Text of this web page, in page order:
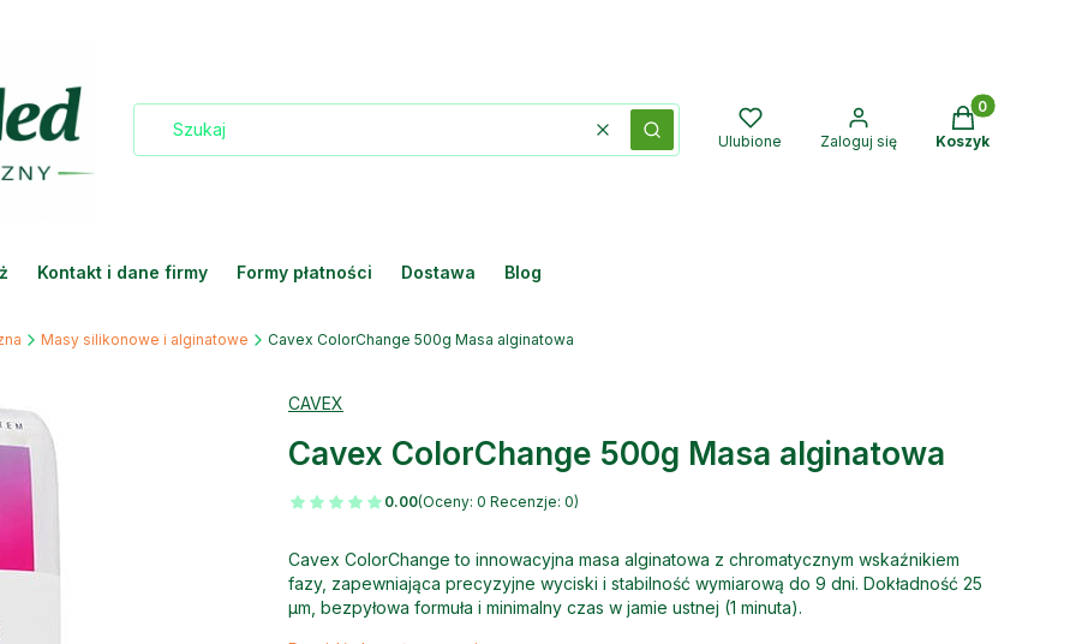
WyczyśćSzukaj Ulubione Zaloguj się
Produkty w
Koszyk
Kontakt i dane firmy Formy płatności Dostawa Blog
Masy silikonowe i alginatowe Cavex ColorChange 500g Masa alginatowa
CAVEX
Cavex ColorChange 500g Masa alginatowa
0.00(Oceny: 0 Recenzje: 0)
Cavex ColorChange to innowacyjna masa alginatowa z chromatycznym wskaźnikiem
fazy, zapewniająca precyzyjne wyciski i stabilność wymiarową do 9 dni. Dokładność 25
µm, bezpyłowa formuła i minimalny czas w jamie ustnej (1 minuta).